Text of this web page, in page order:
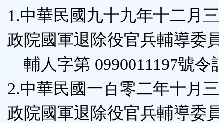
功
能
鈕
區
1.中華民國九十九年十二月
政院國軍退除役官兵輔導委
輔人字第 0990011197號令
2.中華民國一百零二年十月
政院國軍退除役官兵輔導委